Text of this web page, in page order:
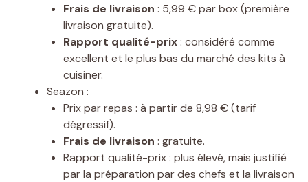
Frais de livraison : 5,99 € par box (première
livraison gratuite).
Rapport qualité-prix: considéré comme
excellent et le plus bas du marché des kits à
cuisiner.
Seazon :
Prix par repas : à partir de 8,98 € (tarif
dégressif).
Frais de livraison : gratuite.
Rapport qualité-prix : plus élevé, mais justifié
par la préparation par des chefs et la livraison